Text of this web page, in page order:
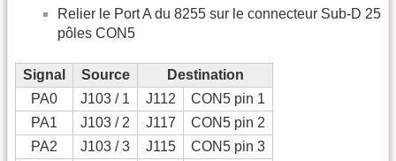
Relier le Port A du 8255 sur le connecteur Sub-D 25
pôles CON5
Signal Source
Destination
PA0
J103 / 1 J112
CON5 pin 1
PA1
J103 / 2 J117
CON5 pin 2
PA2
J103 / 3 J115
CON5 pin 3